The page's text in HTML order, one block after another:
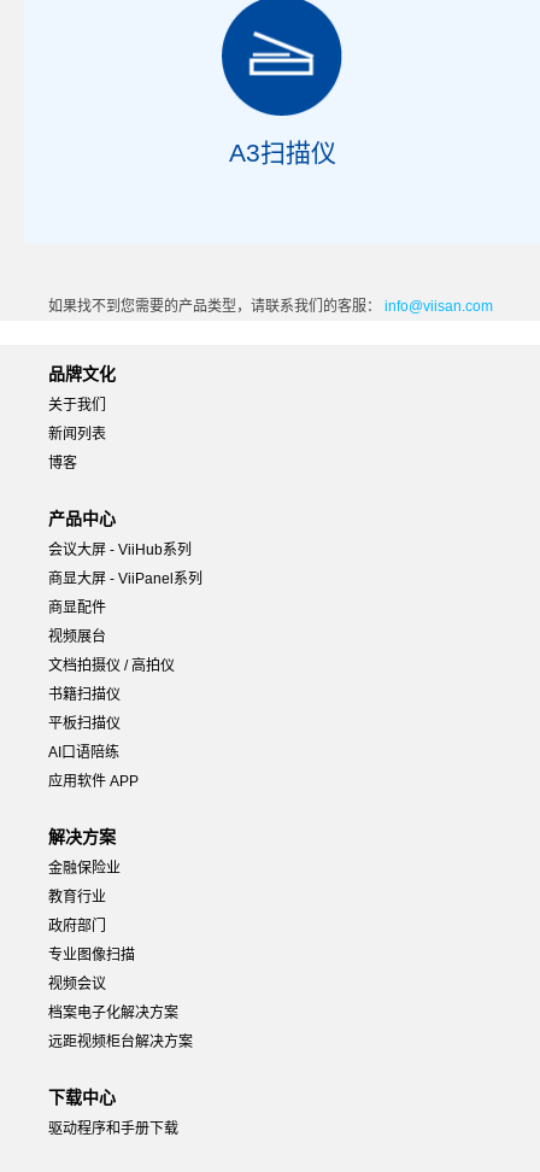
A3扫描仪
如果找不到您需要的产品类型，请联系我们的客服： info@viisan.com
品牌文化
关于我们
新闻列表
博客
产品中心
会议大屏 - ViiHub系列
商显大屏 - ViiPanel系列
商显配件
视频展台
文档拍摄仪 / 高拍仪
书籍扫描仪
平板扫描仪
AI口语陪练
应用软件 APP
解决方案
金融保险业
教育行业
政府部门
专业图像扫描
视频会议
档案电子化解决方案
远距视频柜台解决方案
下载中心
驱动程序和手册下载